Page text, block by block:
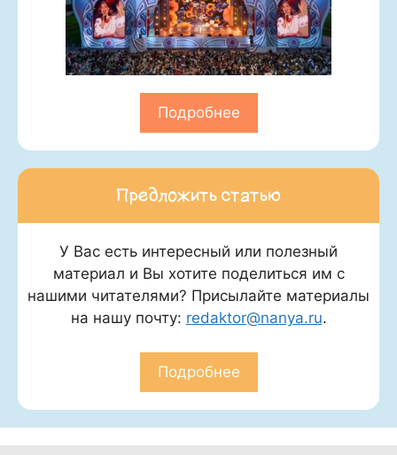
Подробнее
Предложить статью
У Вас есть интересный или полезный
материал и Вы хотите поделиться им с
нашими читателями? Присылайте материалы
на нашу почту: redaktor@nanya.ru.
Подробнее